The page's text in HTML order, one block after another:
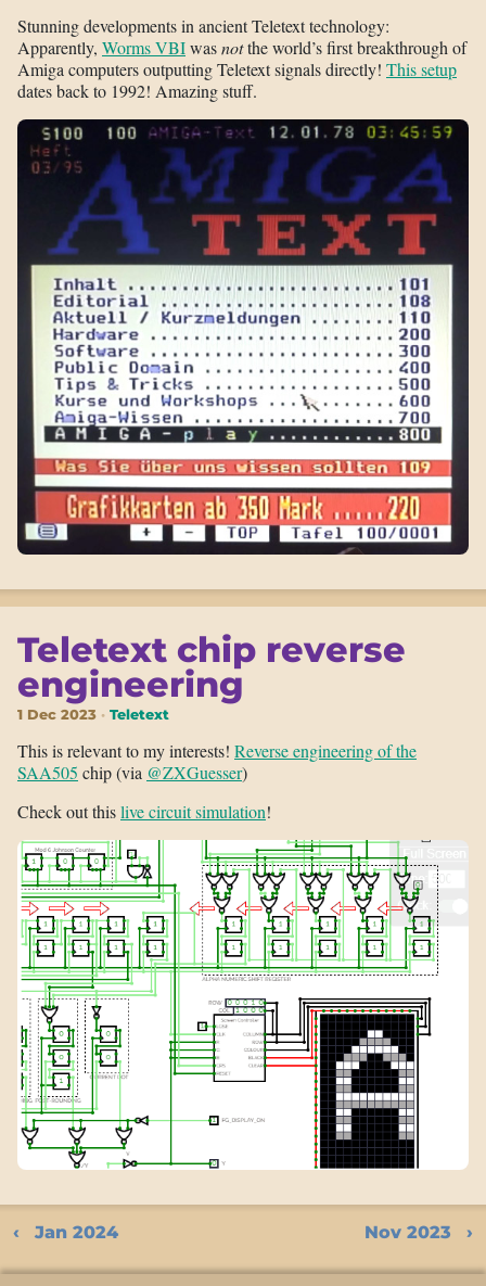
Stunning developments in ancient Teletext technology:
Apparently, Worms VBIwasnotthe world’s first breakthrough of
Amiga computers outputting Teletext signals directly! This setup
dates back to 1992! Amazing stuff.
Teletext chip reverse
engineering
1 Dec 2023 Teletext
This is relevant to my interests! Reverse engineering of the
SAA505 chip (via @ZXGuesser)
Check out thislive circuit simulation!
Jan 2024 Nov 2023